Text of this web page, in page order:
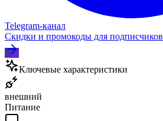
Telegram‑канал
Скидки и промокоды для подписчиков
Ключевые характеристики
внешний
Питание